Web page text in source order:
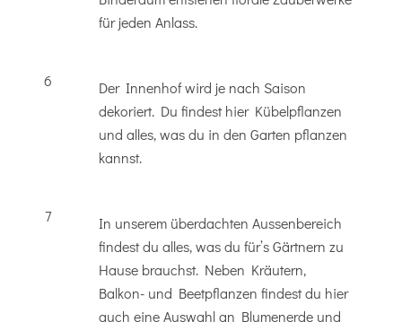
für jeden Anlass.
6
Der Innenhof wird je nach Saison
dekoriert. Du findest hier Kübelpflanzen
und alles, was du in den Garten pflanzen
kannst.
7
In unserem überdachten Aussenbereich
findest du alles, was du für’s Gärtnern zu
Hause brauchst. Neben Kräutern,
Balkon- und Beetpflanzen findest du hier
auch eine Auswahl an Blumenerde und